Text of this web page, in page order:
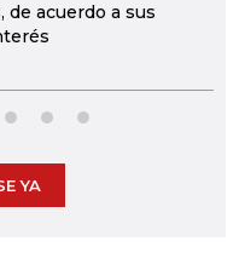
de acuerdo a sus
YA